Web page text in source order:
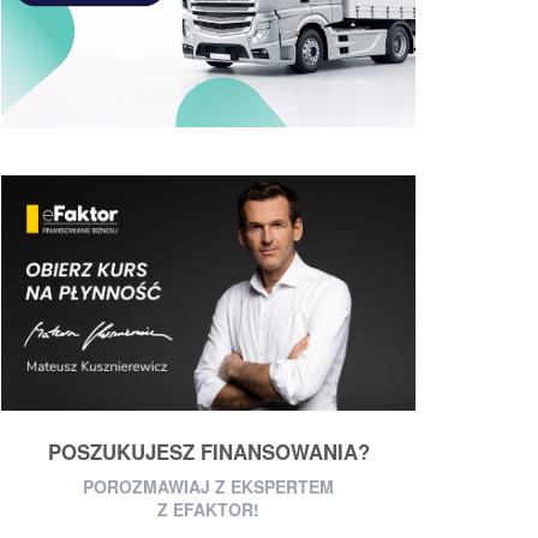
POSZUKUJESZ FINANSOWANIA?
POROZMAWIAJ Z EKSPERTEM
Z EFAKTOR!